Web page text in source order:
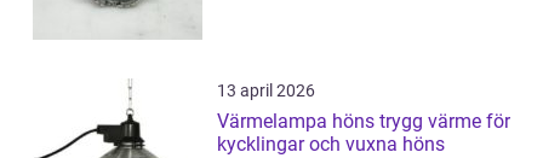
13 april 2026
Värmelampa höns trygg värme för
kycklingar och vuxna höns